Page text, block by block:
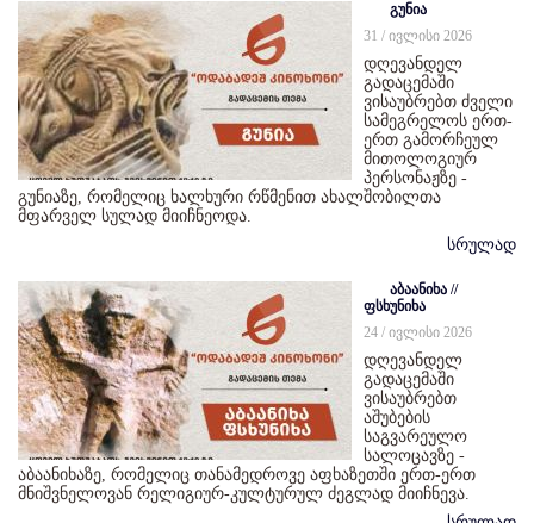
გუნია
31 / ივლისი 2026
დღევანდელ
გადაცემაში
ვისაუბრებთ ძველი
სამეგრელოს ერთ-
ერთ გამორჩეულ
მითოლოგიურ
პერსონაჟზე -
გუნიაზე, რომელიც ხალხური რწმენით ახალშობილთა
მფარველ სულად მიიჩნეოდა.
სრულად
აბაანიხა //
ფსხუნიხა
24 / ივლისი 2026
დღევანდელ
გადაცემაში
ვისაუბრებთ
აშუბების
საგვარეულო
სალოცავზე -
აბაანიხაზე, რომელიც თანამედროვე აფხაზეთში ერთ-ერთ
მნიშვნელოვან რელიგიურ-კულტურულ ძეგლად მიიჩნევა.